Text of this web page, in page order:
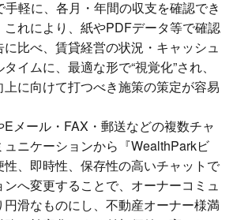
軽に、各月・年間の収支を確認でき
これにより、紙やPDFデータ等で確認
比べ、賃貸経営の状況・キャッシュ
イムに、最適な形で“視覚化”され、
に向けて打つべき施策の策定が容易
Eメール・FAX・郵送などの複数チャ
ュニケーションから『WealthParkビ
性、即時性、保存性の高いチャットで
へ変更することで、オーナーコミュ
滑なものにし、不動産オーナー様満